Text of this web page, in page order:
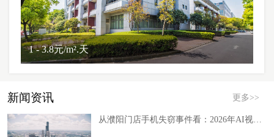
1 - 3.8元/m².天
新闻资讯 更多>>